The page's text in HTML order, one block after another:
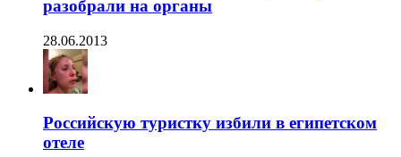
разобрали на органы
28.06.2013
Российскую туристку избили в египетском
отеле